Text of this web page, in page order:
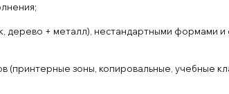
;
, дерево + металл) , нестандартными формами и
(принтерные зоны , копировальные , учебные